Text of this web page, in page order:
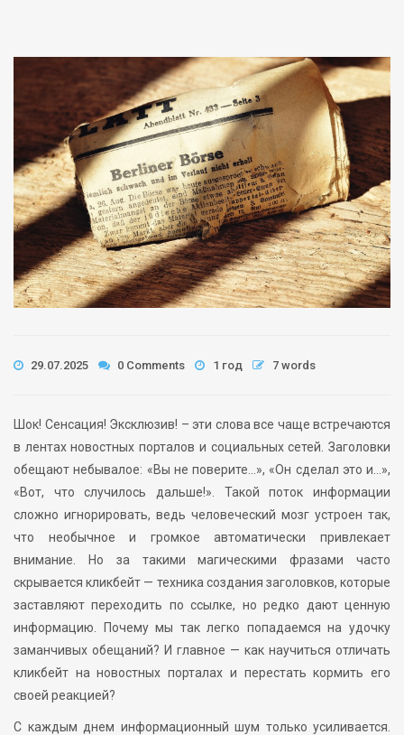
29.07.2025 0 Comments 1 год 7 words
Шок! Сенсация! Эксклюзив! – эти слова все чаще встречаются
в лентах новостных порталов и социальных сетей. Заголовки
обещают небывалое: «Вы не поверите…», «Он сделал это и…»,
«Вот, что случилось дальше!». Такой поток информации
сложно игнорировать, ведь человеческий мозг устроен так,
что необычное и громкое автоматически привлекает
внимание. Но за такими магическими фразами часто
скрывается кликбейт — техника создания заголовков, которые
заставляют переходить по ссылке, но редко дают ценную
информацию. Почему мы так легко попадаемся на удочку
заманчивых обещаний? И главное — как научиться отличать
кликбейт на новостных порталах и перестать кормить его
своей реакцией?
С каждым днем информационный шум только усиливается.